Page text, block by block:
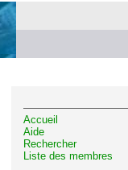
Accueil
Aide
Rechercher
Liste des membres